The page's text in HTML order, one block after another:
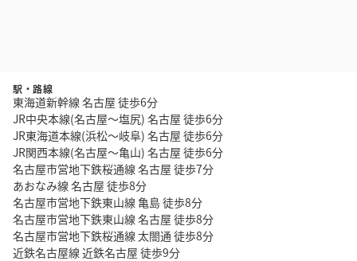
駅・路線
東海道新幹線 名古屋 徒歩6分
JR中央本線(名古屋～塩尻) 名古屋 徒歩6分
JR東海道本線(浜松～岐阜) 名古屋 徒歩6分
JR関西本線(名古屋～亀山) 名古屋 徒歩6分
名古屋市営地下鉄桜通線 名古屋 徒歩7分
あおなみ線 名古屋 徒歩8分
名古屋市営地下鉄東山線 亀島 徒歩8分
名古屋市営地下鉄東山線 名古屋 徒歩8分
名古屋市営地下鉄桜通線 太閤通 徒歩8分
近鉄名古屋線 近鉄名古屋 徒歩9分